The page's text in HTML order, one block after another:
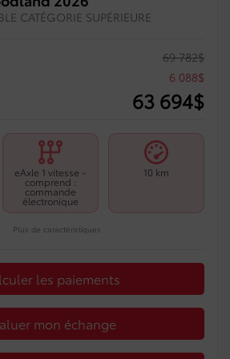
CATÉGORIE SUPÉRIEURE
69 782$
6 088$
63 694$
eAxle 1 vitesse -
comprend :
commande
électronique
10 km
Plus de caractéristiques
les paiements
mon échange